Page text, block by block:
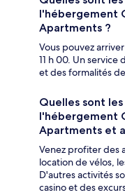
l'hébergement
Apartments ?
Vous pouvez
11 h 00. Un
et des formalités
Quelles sont
l'hébergement
Apartments et
Venez profiter des
location de vélos,
D'autres activités
casino et des